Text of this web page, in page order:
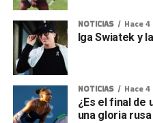
NOTICIAS Hace
Iga Swiatek y
NOTICIAS Hace
¿Es el final de
una gloria